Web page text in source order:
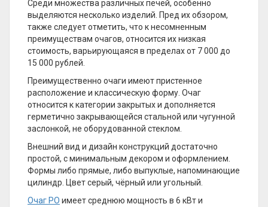
Среди множества различных печей, особенно
выделяются несколько изделий. Пред их обзором,
также следует отметить, что к несомненным
преимуществам очагов, относится их низкая
стоимость, варьирующаяся в пределах от 7 000 до
15 000 рублей.
Преимущественно очаги имеют пристенное
расположение и классическую форму. Очаг
относится к категории закрытых и дополняется
герметично закрывающейся стальной или чугунной
заслонкой, не оборудованной стеклом.
Внешний вид и дизайн конструкций достаточно
простой, с минимальным декором и оформлением.
Формы либо прямые, либо выпуклые, напоминающие
цилиндр. Цвет серый, чёрный или угольный.
Очаг PO имеет среднюю мощность в 6 кВт и